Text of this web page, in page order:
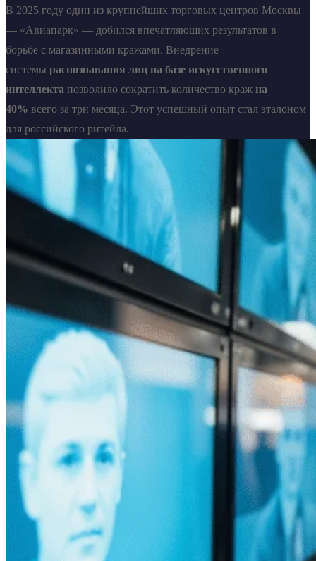
В 2025 году один из крупнейших торговых центров Москвы
— «Авиапарк» — добился впечатляющих результатов в
борьбе с магазинными кражами. Внедрение
системы распознавания лиц на базе искусственного
интеллекта позволило сократить количество краж на
40% всего за три месяца. Этот успешный опыт стал эталоном
для российского ритейла.